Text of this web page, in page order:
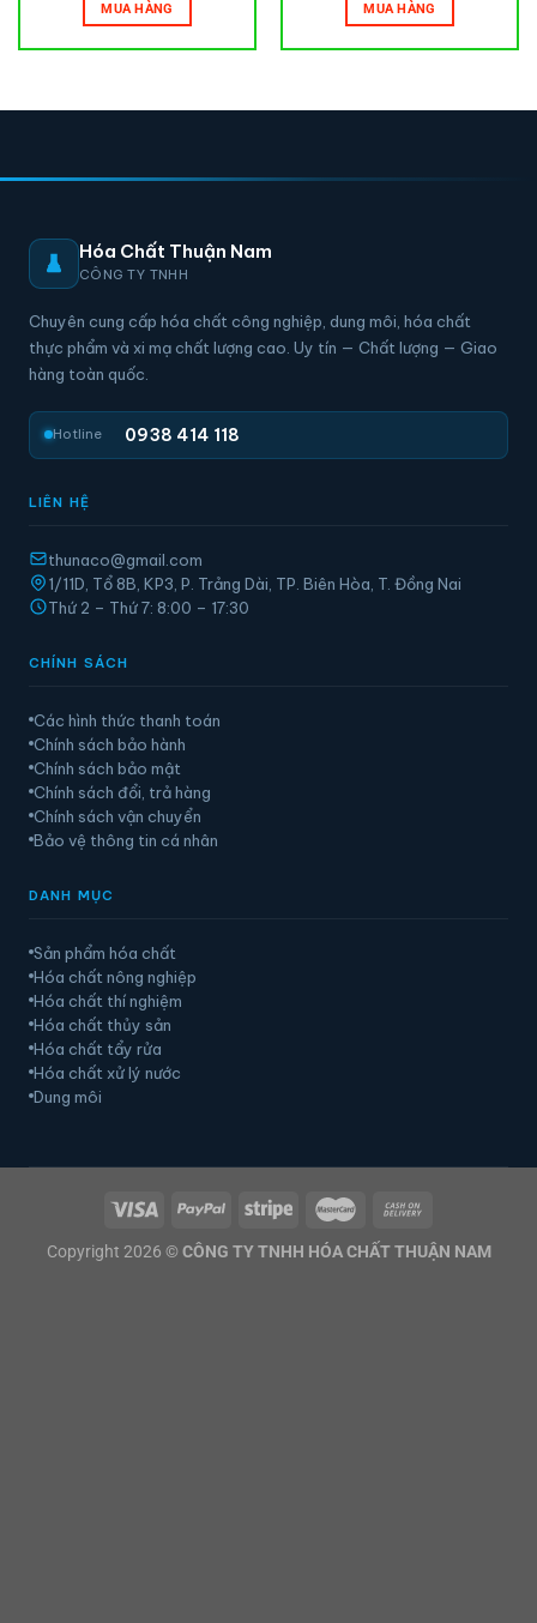
MUA HÀNG MUA HÀNG
Hóa Chất Thuận Nam
CÔNG TY TNHH
Chuyên cung cấp hóa chất công nghiệp, dung môi, hóa chất
thực phẩm và xi mạ chất lượng cao. Uy tín — Chất lượng — Giao
hàng toàn quốc.
Hotline 0938 414 118
LIÊN HỆ
thunaco@gmail.com
1/11D, Tổ 8B, KP3, P. Trảng Dài, TP. Biên Hòa, T. Đồng Nai
Thứ 2 – Thứ 7: 8:00 – 17:30
CHÍNH SÁCH
Các hình thức thanh toán
Chính sách bảo hành
Chính sách bảo mật
Chính sách đổi, trả hàng
Chính sách vận chuyển
Bảo vệ thông tin cá nhân
DANH MỤC
Sản phẩm hóa chất
Hóa chất nông nghiệp
Hóa chất thí nghiệm
Hóa chất thủy sản
Hóa chất tẩy rửa
Hóa chất xử lý nước
Dung môi
Copyright 2026 © CÔNG TY TNHH HÓA CHẤT THUẬN NAM